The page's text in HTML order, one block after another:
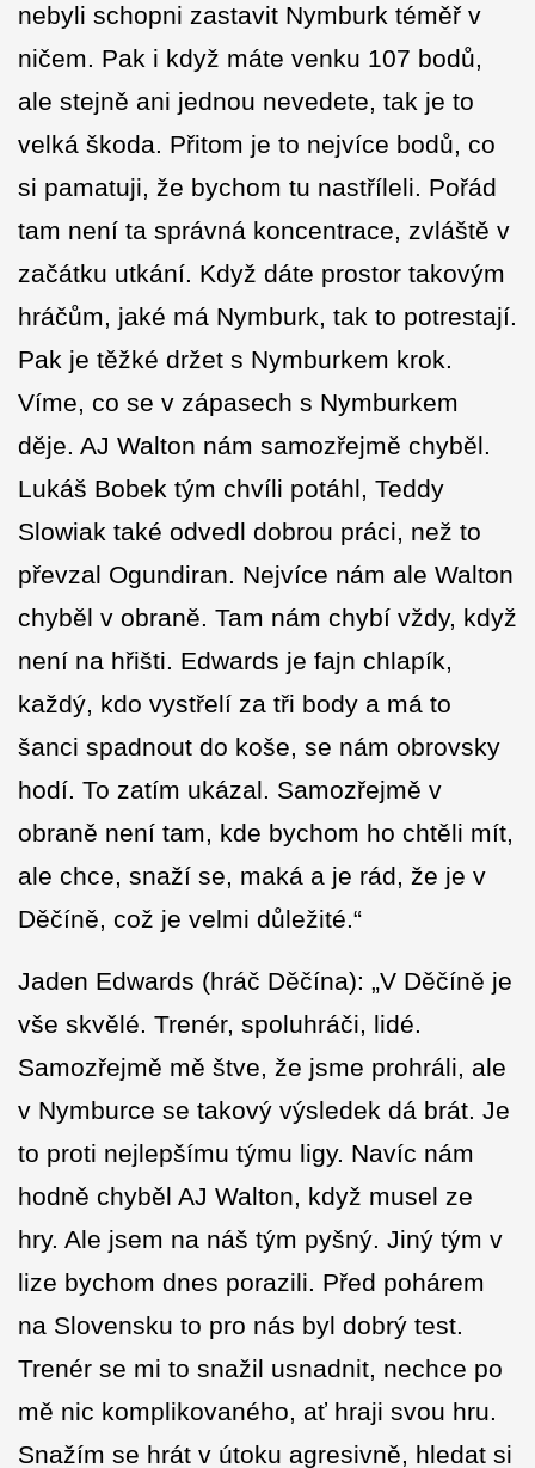
nebyli schopni zastavit Nymburk téměř v
ničem. Pak i když máte venku 107 bodů,
ale stejně ani jednou nevedete, tak je to
velká škoda. Přitom je to nejvíce bodů, co
si pamatuji, že bychom tu nastříleli. Pořád
tam není ta správná koncentrace, zvláště v
začátku utkání. Když dáte prostor takovým
hráčům, jaké má Nymburk, tak to potrestají.
Pak je těžké držet s Nymburkem krok.
Víme, co se v zápasech s Nymburkem
děje. AJ Walton nám samozřejmě chyběl.
Lukáš Bobek tým chvíli potáhl, Teddy
Slowiak také odvedl dobrou práci, než to
převzal Ogundiran. Nejvíce nám ale Walton
chyběl v obraně. Tam nám chybí vždy, když
není na hřišti. Edwards je fajn chlapík,
každý, kdo vystřelí za tři body a má to
šanci spadnout do koše, se nám obrovsky
hodí. To zatím ukázal. Samozřejmě v
obraně není tam, kde bychom ho chtěli mít,
ale chce, snaží se, maká a je rád, že je v
Děčíně, což je velmi důležité.“
Jaden Edwards (hráč Děčína): „V Děčíně je
vše skvělé. Trenér, spoluhráči, lidé.
Samozřejmě mě štve, že jsme prohráli, ale
v Nymburce se takový výsledek dá brát. Je
to proti nejlepšímu týmu ligy. Navíc nám
hodně chyběl AJ Walton, když musel ze
hry. Ale jsem na náš tým pyšný. Jiný tým v
lize bychom dnes porazili. Před pohárem
na Slovensku to pro nás byl dobrý test.
Trenér se mi to snažil usnadnit, nechce po
mě nic komplikovaného, ať hraji svou hru.
Snažím se hrát v útoku agresivně, hledat si